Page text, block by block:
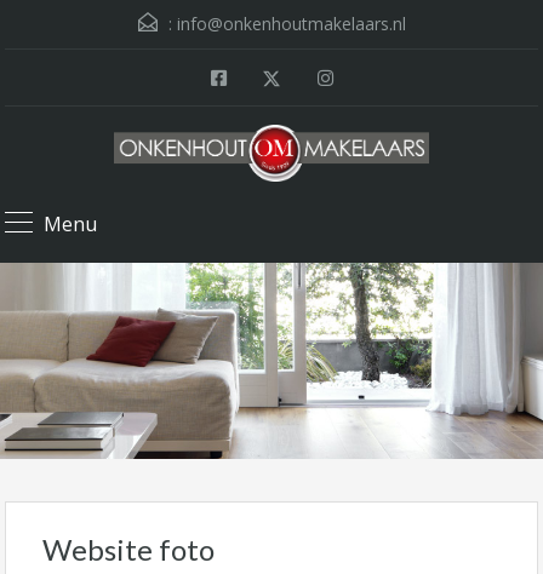
: info@onkenhoutmakelaars.nl
Menu
Website foto